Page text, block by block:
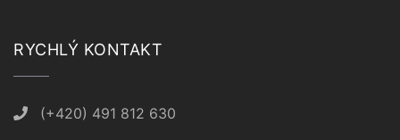
RYCHLÝ KONTAKT
(+420) 491 812 630